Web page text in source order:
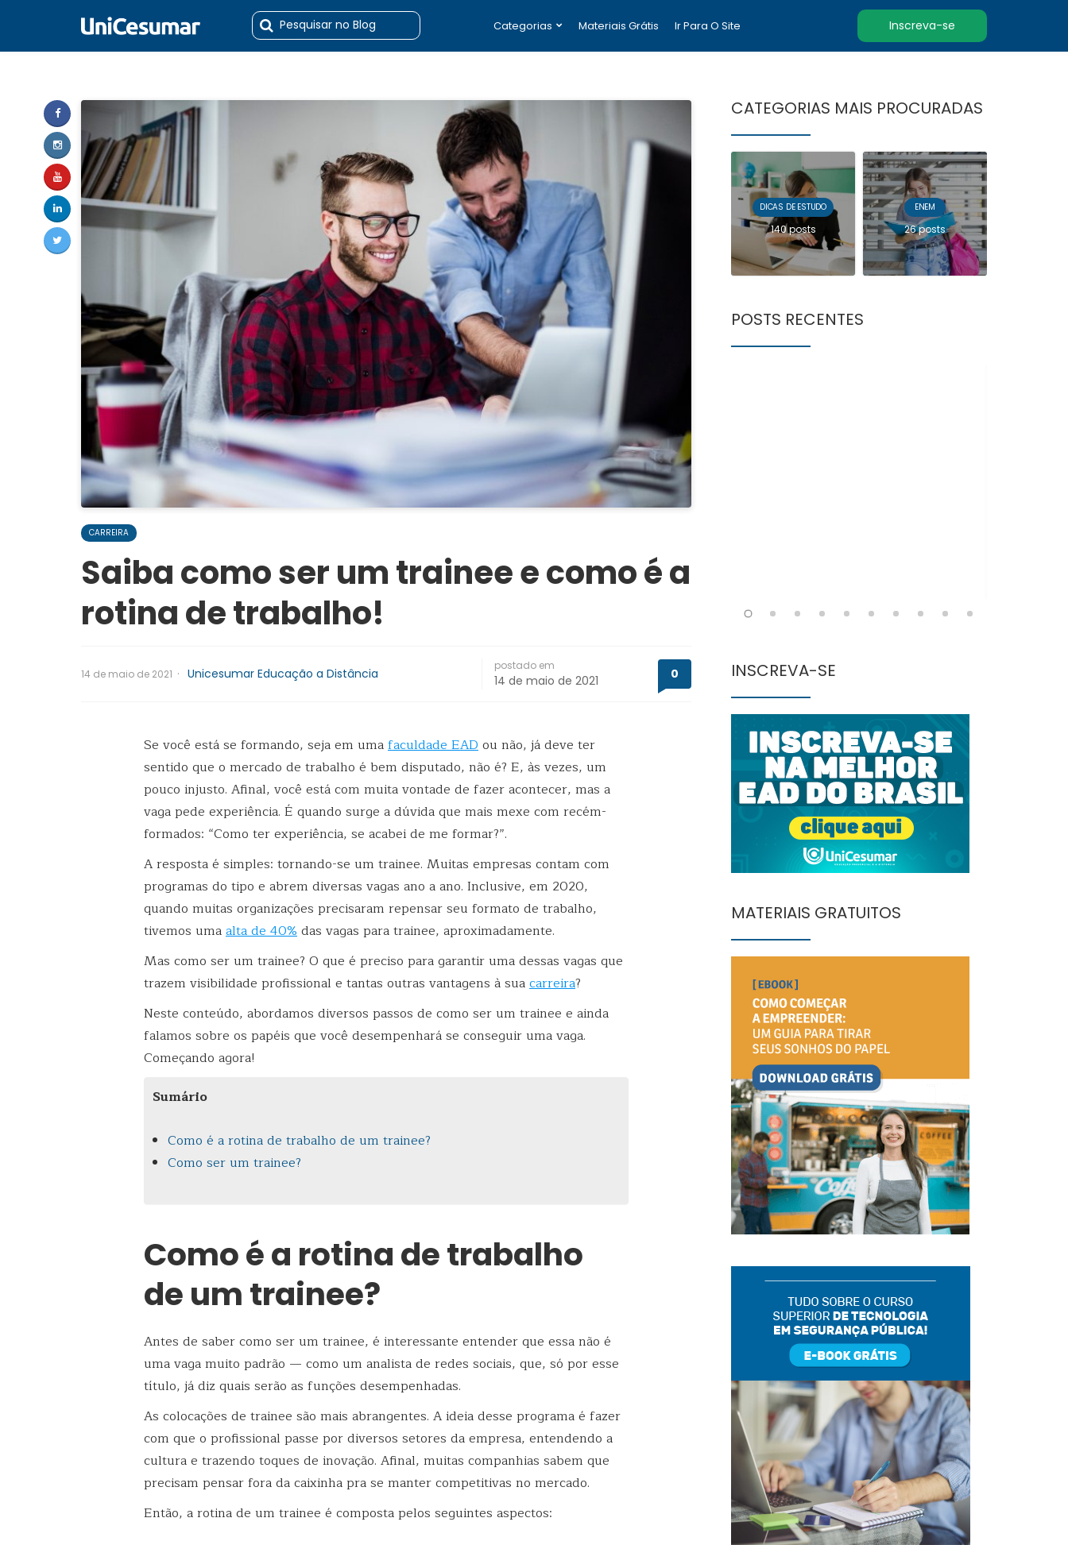
Categorias Materiais Grátis Ir Para O Site Inscreva-se
CARREIRA
Saiba como ser um trainee e como é a
rotina de trabalho!
14 de maio de 2021 · Unicesumar Educação a Distância
postado em
14 de maio de 2021 0
Se você está se formando, seja em umafaculdade EADou não, já deve ter
sentido que o mercado de trabalho é bem disputado, não é? E, às vezes, um
pouco injusto. Afinal, você está com muita vontade de fazer acontecer, mas a
vaga pede experiência. É quando surge a dúvida que mais mexe com recém-
formados: “Como ter experiência, se acabei de me formar?”.
A resposta é simples: tornando-se um trainee. Muitas empresas contam com
programas do tipo e abrem diversas vagas ano a ano. Inclusive, em 2020,
quando muitas organizações precisaram repensar seu formato de trabalho,
tivemos umaalta de 40%das vagas para trainee, aproximadamente.
Mas como ser um trainee? O que é preciso para garantir uma dessas vagas que
trazem visibilidade profissional e tantas outras vantagens à suacarreira?
Neste conteúdo, abordamos diversos passos de como ser um trainee e ainda
falamos sobre os papéis que você desempenhará se conseguir uma vaga.
Começando agora!
Sumário
Como é a rotina de trabalho de um trainee?
Como ser um trainee?
Como é a rotina de trabalho
de um trainee?
Antes de saber como ser um trainee, é interessante entender que essa não é
uma vaga muito padrão — como um analista de redes sociais, que, só por esse
título, já diz quais serão as funções desempenhadas.
As colocações de trainee são mais abrangentes. A ideia desse programa é fazer
com que o profissional passe por diversos setores da empresa, entendendo a
cultura e trazendo toques de inovação. Afinal, muitas companhias sabem que
precisam pensar fora da caixinha pra se manter competitivas no mercado.
Então, a rotina de um trainee é composta pelos seguintes aspectos:
CATEGORIAS MAIS PROCURADAS
DICAS DE ESTUDO
140 posts
ENEM
26 posts
POSTS RECENTES
INSCREVA-SE
MATERIAIS GRATUITOS